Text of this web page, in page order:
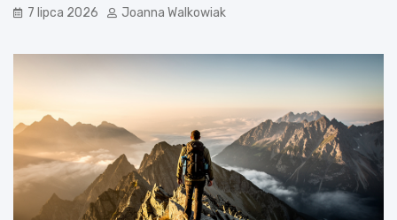
7 lipca 2026 Joanna Walkowiak